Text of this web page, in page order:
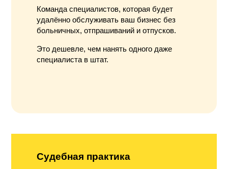
Команда специалистов, которая будет
удалённо обслуживать ваш бизнес без
больничных, отпрашиваний и отпусков.
Это дешевле, чем нанять одного даже
специалиста в штат.
Судебная практика